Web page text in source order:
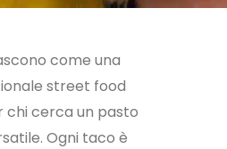
come una
street food
chi cerca un pasto
Ogni taco è